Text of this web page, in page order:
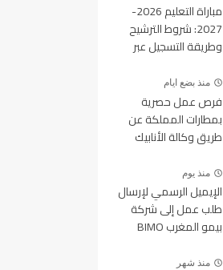
مباراة التعليم 2026-
2027: شروط الترشيح
وطريقة التسجيل عبر
منذ بضع ايام
فرص عمل حصرية
بمطارات المملكة عن
طريق وكالة الأنابيك
منذ يوم
الإيميل الرسمي لإرسال
طلب عمل إلى شركة
بيمو المغرب BIMO
منذ شهر